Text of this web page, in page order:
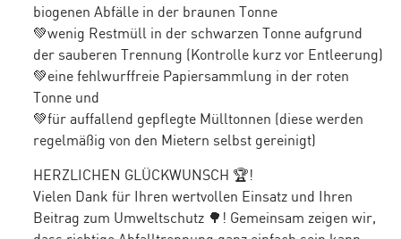
biogenen Abfälle in der braunen Tonne
💚wenig Restmüll in der schwarzen Tonne aufgrund
der sauberen Trennung (Kontrolle kurz vor Entleerung)
💚eine fehlwurffreie Papiersammlung in der roten
Tonne und
💚für auffallend gepflegte Mülltonnen (diese werden
regelmäßig von den Mietern selbst gereinigt)
HERZLICHEN GLÜCKWUNSCH 🏆!
Vielen Dank für Ihren wertvollen Einsatz und Ihren
Beitrag zum Umweltschutz 🌳! Gemeinsam zeigen wir,